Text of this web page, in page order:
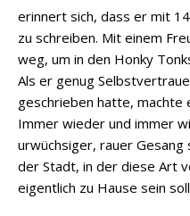
erinnert sich, dass er mit
zu schreiben. Mit einem
weg, um in den Honky
Als er genug
geschrieben hatte, machte
Immer wieder und immer
urwüchsiger, rauer Gesang
der Stadt, in der diese Art
eigentlich zu Hause sein